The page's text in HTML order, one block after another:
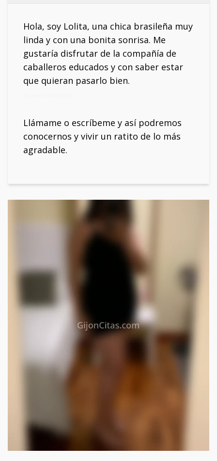
Hola, soy Lolita, una chica brasileña muy
linda y con una bonita sonrisa. Me
gustaría disfrutar de la compañía de
caballeros educados y con saber estar
que quieran pasarlo bien.
Llámame o escríbeme y así podremos
conocernos y vivir un ratito de lo más
agradable.